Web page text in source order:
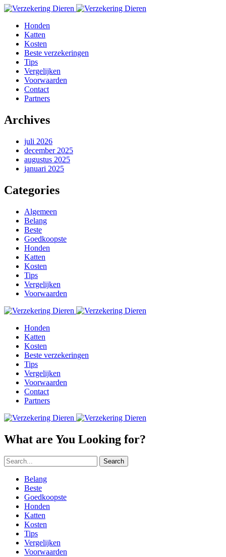
Honden
Katten
Kosten
Beste verzekeringen
Tips
Vergelijken
Voorwaarden
Contact
Partners
Archives
juli 2026
december 2025
augustus 2025
januari 2025
Categories
Algemeen
Belang
Beste
Goedkoopste
Honden
Katten
Kosten
Tips
Vergelijken
Voorwaarden
Honden
Katten
Kosten
Beste verzekeringen
Tips
Vergelijken
Voorwaarden
Contact
Partners
What are You Looking for?
Search
Belang
Beste
Goedkoopste
Honden
Katten
Kosten
Tips
Vergelijken
Voorwaarden